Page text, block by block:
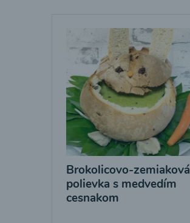
Brokolicovo-zemiaková
polievka s medvedím
cesnakom